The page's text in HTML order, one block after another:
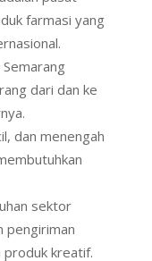
farmasi yang
dari dan ke
dan menengah
sektor
pengiriman
kreatif.